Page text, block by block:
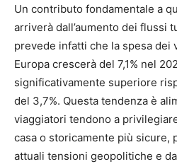
Un contributo fondamentale a
arriverà dall’aumento dei flussi
prevede infatti che la spesa dei
Europa crescerà del 7,1% nel
significativamente superiore
del 3,7%. Questa tendenza è
viaggiatori tendono a
casa o storicamente più sicure,
attuali tensioni geopolitiche e